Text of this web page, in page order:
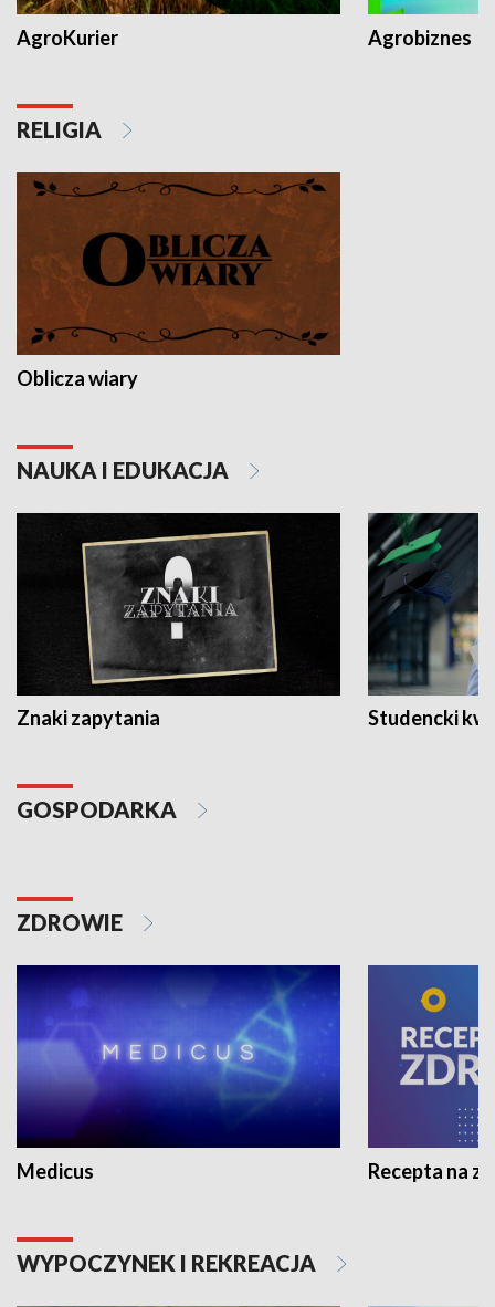
AgroKurier Agrobiznes
RELIGIA
Oblicza wiary
NAUKA I EDUKACJA
Znaki zapytania Studencki
GOSPODARKA
ZDROWIE
Medicus Recepta na
WYPOCZYNEK I REKREACJA